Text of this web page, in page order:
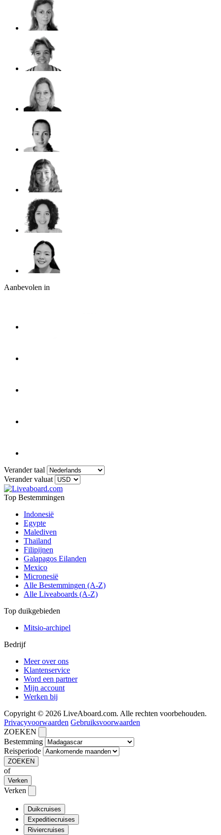
Aanbevolen in
Verander taal
Verander valuat
Top Bestemmingen
Indonesië
Egypte
Malediven
Thailand
Filipijnen
Galapagos Eilanden
Mexico
Micronesië
Alle Bestemmingen (A-Z)
Alle Liveaboards (A-Z)
Top duikgebieden
Mitsio-archipel
Bedrijf
Meer over ons
Klantenservice
Word een partner
Mijn account
Werken bij
Copyright © 2026 LiveAboard.com. Alle rechten voorbehouden.
Privacyvoorwaarden Gebruiksvoorwaarden
ZOEKEN
Bestemming
Reisperiode
ZOEKEN
of
Verken
Verken
Duikcruises
Expeditiecruises
Riviercruises